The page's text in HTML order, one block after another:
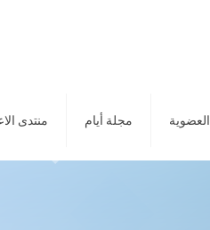
العضوية مجلة أيام منتدى